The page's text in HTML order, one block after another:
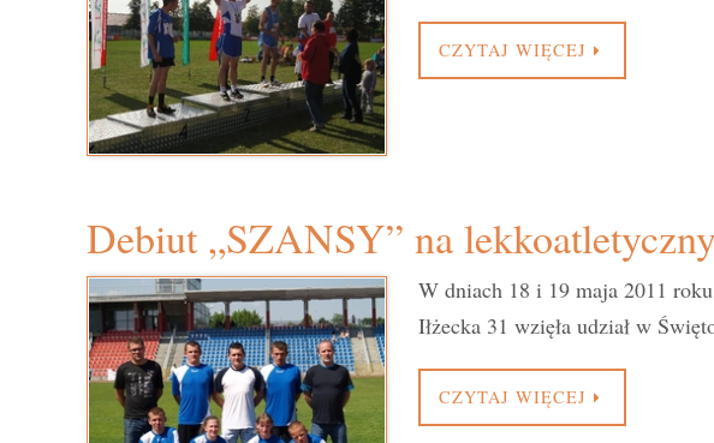
CZYTAJ WIĘCEJ
Debiut „SZANSY” na
W dniach 18 i 19 maja 2011
Iłżecka 31 wzięła udział w
CZYTAJ WIĘCEJ